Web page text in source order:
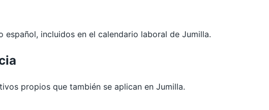
incluidos en el calendario laboral de Jumilla.
propios que también se aplican en Jumilla.